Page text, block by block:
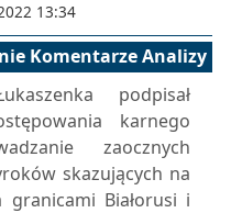
13:34
Komentarze Analizy
podpisał
karnego
zaocznych
skazujących na
granicami Białorusi i